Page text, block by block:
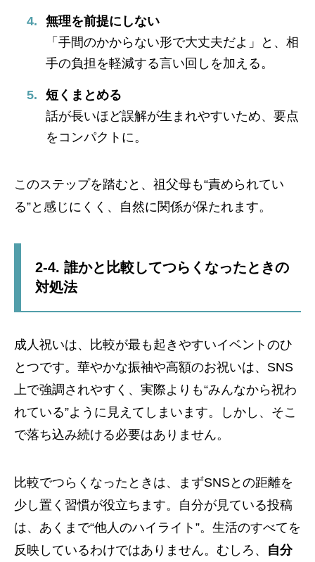
無理を前提にしない
「手間のかからない形で大丈夫だよ」と、相
手の負担を軽減する言い回しを加える。
短くまとめる
話が長いほど誤解が生まれやすいため、要点
をコンパクトに。
このステップを踏むと、祖父母も“責められてい
る”と感じにくく、自然に関係が保たれます。
2-4. 誰かと比較してつらくなったときの
対処法
成人祝いは、比較が最も起きやすいイベントのひ
とつです。華やかな振袖や高額のお祝いは、SNS
上で強調されやすく、実際よりも“みんなから祝わ
れている”ように見えてしまいます。しかし、そこ
で落ち込み続ける必要はありません。
比較でつらくなったときは、まずSNSとの距離を
少し置く習慣が役立ちます。自分が見ている投稿
は、あくまで“他人のハイライト”。生活のすべてを
反映しているわけではありません。むしろ、 自分